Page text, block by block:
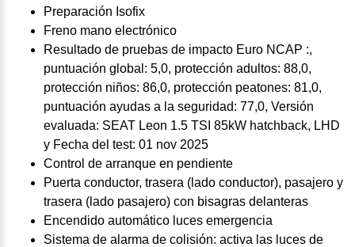
Preparación Isofix
Freno mano electrónico
Resultado de pruebas de impacto Euro NCAP :,
puntuación global: 5,0, protección adultos: 88,0,
protección niños: 86,0, protección peatones: 81,0,
puntuación ayudas a la seguridad: 77,0, Versión
evaluada: SEAT Leon 1.5 TSI 85kW hatchback, LHD
y Fecha del test: 01 nov 2025
Control de arranque en pendiente
Puerta conductor, trasera (lado conductor), pasajero y
trasera (lado pasajero) con bisagras delanteras
Encendido automático luces emergencia
Sistema de alarma de colisión: activa las luces de